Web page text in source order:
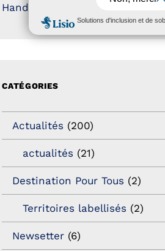
Handicap
CATÉGORIES
Actualités (200)
actualités (21)
Destination Pour Tous (2)
Territoires labellisés (2)
Newsetter (6)